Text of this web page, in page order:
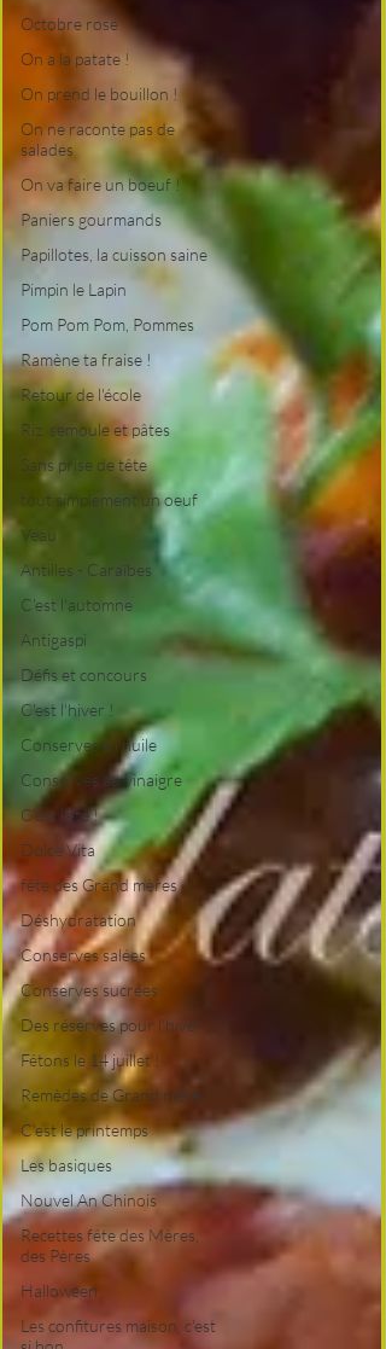
Octobre rose
On a la patate !
On prend le bouillon !
On ne raconte pas de
salades
On va faire un boeuf !
Paniers gourmands
Papillotes, la cuisson saine
Pimpin le Lapin
Pom Pom Pom, Pommes
Ramène ta fraise !
Retour de l'école
Riz, semoule et pâtes
Sans prise de tête
tout simplement un oeuf
Veau
Antilles - Caraïbes
C'est l'automne
Antigaspi
Défis et concours
C'est l'hiver !
Conserves à l'huile
Conserves au vinaigre
C'est l'été !
Dolce Vita
fête des Grand mères
Déshydratation
Conserves salées
Conserves sucrées
Des réserves pour l'hiver
Fêtons le 14 juillet !
Remèdes de Grand mère
C'est le printemps
Les basiques
Nouvel An Chinois
Recettes fête des Mères,
des Pères
Halloween
Les confitures maison, c'est